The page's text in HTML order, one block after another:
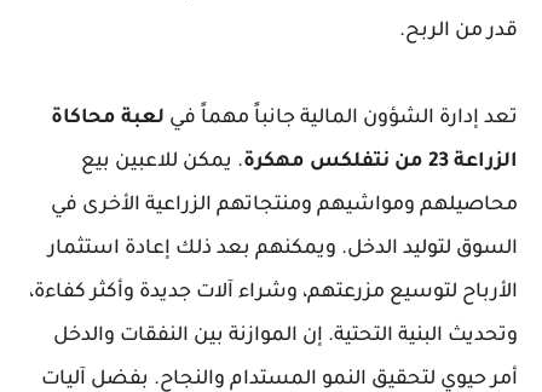
قدر من الربح.
تعد إدارة الشؤون المالية جانباً مهماً في لعبة محاكاة
الزراعة 23 من نتفلكس مهكرة
. يمكن للاعبين بيع
محاصيلهم ومواشيهم ومنتجاتهم الزراعية الأخرى في
السوق لتوليد الدخل. ويمكنهم بعد ذلك إعادة استثمار
الأرباح لتوسيع مزرعتهم، وشراء آلات جديدة وأكثر كفاءة،
وتحديث البنية التحتية. إن الموازنة بين النفقات والدخل
أمر حيوي لتحقيق النمو المستدام والنجاح. بفضل آليات